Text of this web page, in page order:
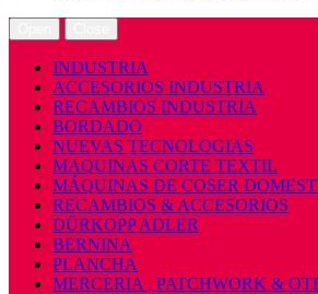
INDUSTRIA
ACCESORIOS INDUSTRIA
RECAMBIOS INDUSTRIA
BORDADO
NUEVAS TECNOLOGIAS
MAQUINAS CORTE TEXTIL
MÁQUINAS DE COSER
RECAMBIOS & ACCESORIOS
DÜRKOPP ADLER
BERNINA
PLANCHA
MERCERIA , PATCHWORK &